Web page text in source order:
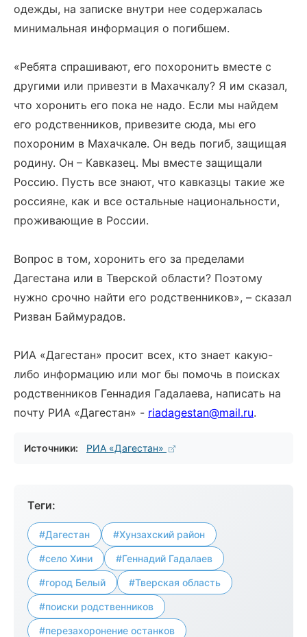
одежды, на записке внутри нее содержалась
минимальная информация о погибшем.
«Ребята спрашивают, его похоронить вместе с
другими или привезти в Махачкалу? Я им сказал,
что хоронить его пока не надо. Если мы найдем
его родственников, привезите сюда, мы его
похороним в Махачкале. Он ведь погиб, защищая
родину. Он ­– Кавказец. Мы вместе защищали
Россию. Пусть все знают, что кавказцы такие же
россияне, как и все остальные национальности,
проживающие в России.
Вопрос в том, хоронить его за пределами
Дагестана или в Тверской области? Поэтому
нужно срочно найти его родственников», – сказал
Ризван Баймурадов.
РИА «Дагестан» просит всех, кто знает какую-
либо информацию или мог бы помочь в поисках
родственников Геннадия Гадалаева, написать на
почту РИА «Дагестан» - riadagestan@mail.ru.
Источники: РИА «Дагестан»
Теги:
#Дагестан #Хунзахский район
#село Хини #Геннадий Гадалаев
#город Белый #Тверская область
#поиски родственников
#перезахоронение останков